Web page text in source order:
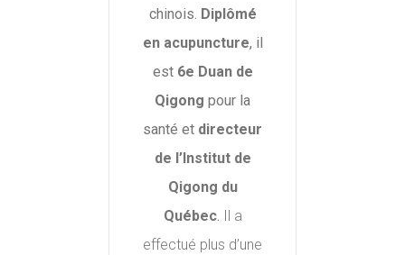
chinois. Diplômé
en acupuncture, il
est 6e Duan de
Qigong pour la
santé et directeur
de l’Institut de
Qigong du
Québec. Il a
effectué plus d’une